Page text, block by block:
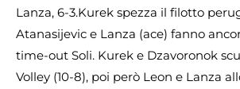
Lanza, 6-3.Kurek spezza il filotto
Atanasijevic e Lanza (ace) fanno
time-out Soli. Kurek e Dzavoronok
Volley (10-8), poi però Leon e Lanza